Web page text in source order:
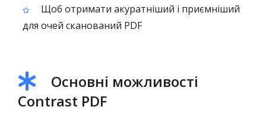
Щоб отримати акуратніший і приємніший
для очей сканований PDF
Основні можливості
Contrast PDF